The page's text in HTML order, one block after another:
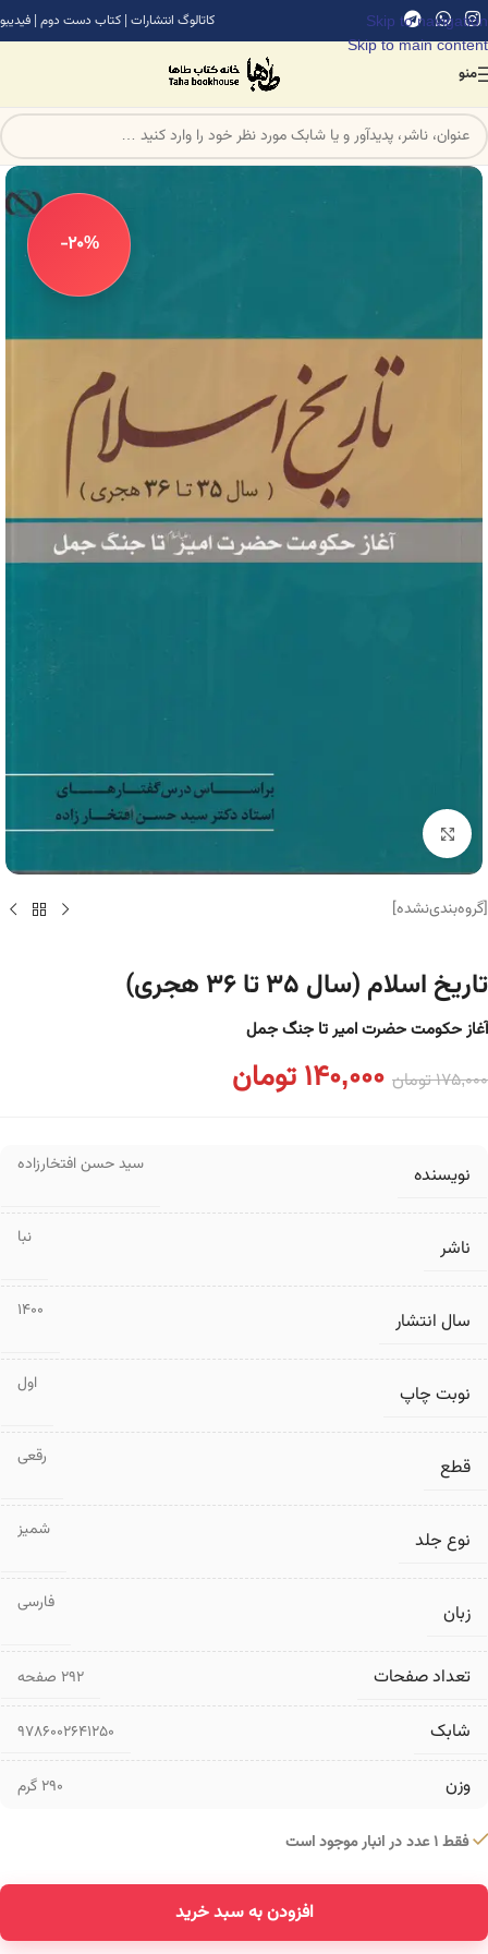
Skip to navigation
Skip to main content
کاتالوگ انتشارات | کتاب دست دوم | فیدیبو
منو
-20%
برای بزرگنمایی کلیک کنید
[گروه‌بندی‌نشده]
تاریخ اسلام (سال ۳۵ تا ۳۶ هجری)
آغاز حکومت حضرت امیر تا جنگ جمل
175,000تومان 140,000تومان
نویسنده سید حسن افتخارزاده
ناشر نبا
سال انتشار 1400
نوبت چاپ اول
قطع رقعی
نوع جلد شمیز
زبان فارسی
تعداد صفحات ۲۹۲ صفحه
شابک 9786002641250
وزن 290 گرم
فقط 1 عدد در انبار موجود است
افزودن به سبد خرید